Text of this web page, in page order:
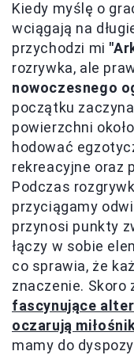
Kiedy myślę o
wciągają na
przychodzi mi
rozrywka, ale
nowoczesnego
początku
powierzchni
hodować
rekreacyjne oraz
Podczas
przyciągamy
przynosi punkty
łączy w sobie
co sprawia, że
znaczenie. Skoro
fascynujące
oczarują
mamy do